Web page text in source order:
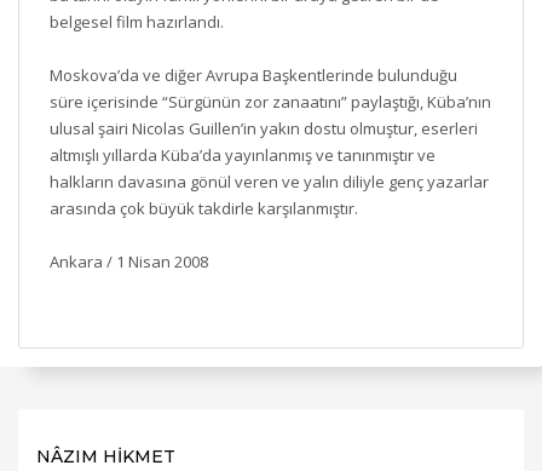
belgesel film hazırlandı.
Moskova’da ve diğer Avrupa Başkentlerinde bulunduğu
süre içerisinde “Sürgünün zor zanaatını” paylaştığı, Küba’nın
ulusal şairi Nicolas Guillen’in yakın dostu olmuştur, eserleri
altmışlı yıllarda Küba’da yayınlanmış ve tanınmıştır ve
halkların davasına gönül veren ve yalın diliyle genç yazarlar
arasında çok büyük takdirle karşılanmıştır.
Ankara / 1 Nisan 2008
NÂZIM HİKMET